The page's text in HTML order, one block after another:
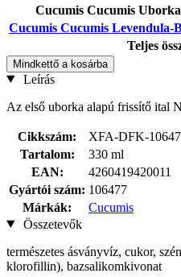
Cucumis Cucumis
Cucumis Cucumis Levendula-
Teljes
Mindkettő a kosárba
Leírás
Az első uborka alapú frissítő ital
Cikkszám:
XFA-DFK-
Tartalom:
330 ml
EAN:
4260419420011
Gyártói szám: 106477
Márkák:
Cucumis
Összetevők
természetes ásványvíz, cukor,
klorofillin), bazsalikomkivonat